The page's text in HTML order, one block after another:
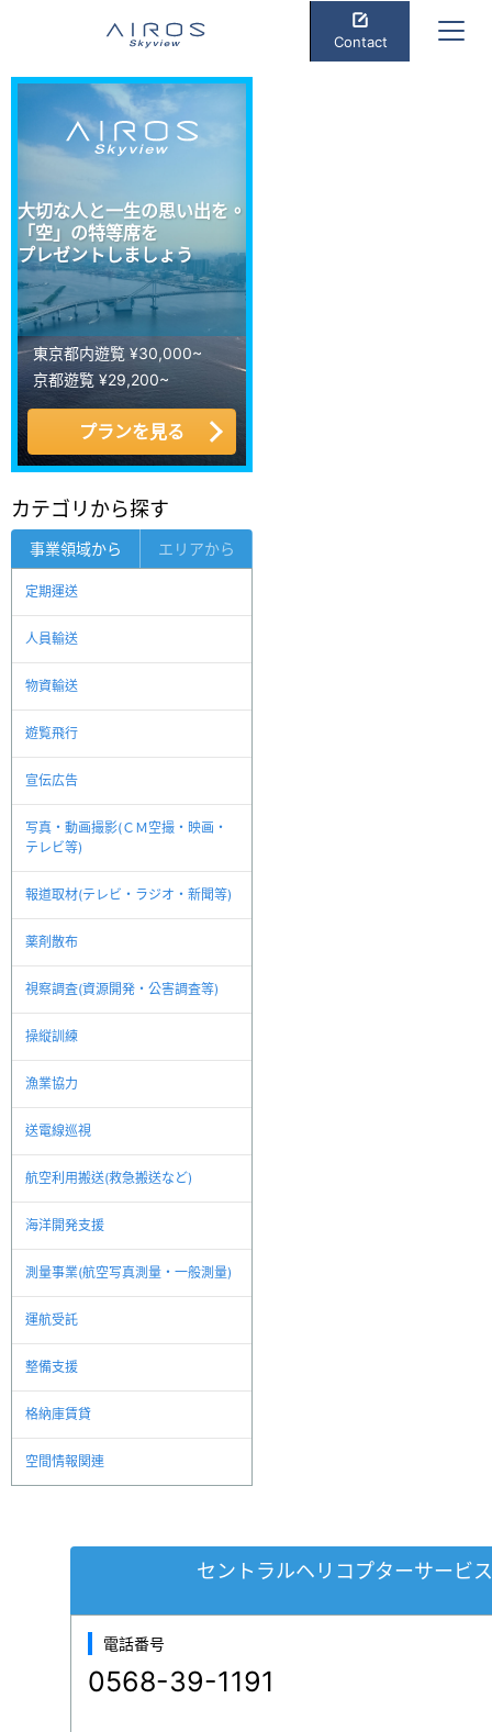
Contact
大切な人と一生の思い出を。
「空」の特等席を
プレゼントしましょう
東京都内遊覧 ¥30,000~
京都遊覧 ¥29,200~
プランを見る
カテゴリから探す
事業領域から エリアから
定期運送
人員輸送
物資輸送
遊覧飛行
宣伝広告
写真・動画撮影(ＣＭ空撮・映画・
テレビ等)
報道取材(テレビ・ラジオ・新聞等)
薬剤散布
視察調査(資源開発・公害調査等)
操縦訓練
漁業協力
送電線巡視
航空利用搬送(救急搬送など)
海洋開発支援
測量事業(航空写真測量・一般測量)
運航受託
整備支援
格納庫賃貸
空間情報関連
セントラルヘリコプターサービ
電話番号
0568-39-1191